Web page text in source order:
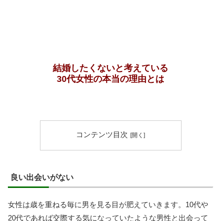
結婚したくないと考えている
30代女性の本当の理由とは
コンテンツ目次
良い出会いがない
女性は歳を重ねる毎に男を見る目が肥えていきます。10代や
20代であれば交際する気になっていたような男性と出会って